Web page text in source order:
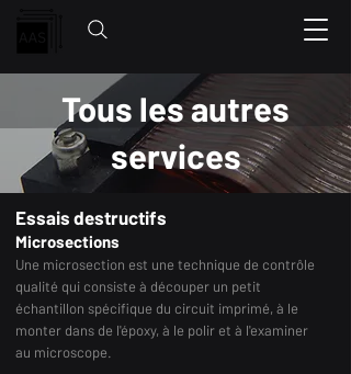
Tous les autres
services
Essais destructifs
Microsections
Une microsection est une technique de contrôle
qualité qui consiste à découper un petit
échantillon spécifique du circuit imprimé, à le
monter dans de l'époxy, à le polir et à l'examiner
au microscope.